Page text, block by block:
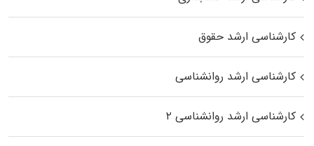
کارشناسی ارشد حقوق
کارشناسی ارشد روانشناسی
کارشناسی ارشد روانشناسی ۲